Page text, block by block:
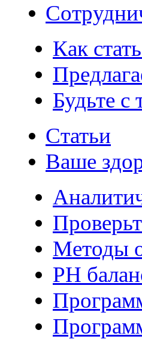
Как
Будьте с
Статьи
Ваше
Методы
РH